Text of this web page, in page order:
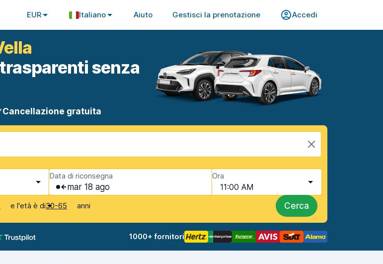
EUR Italiano Aiuto Gestisci la prenotazione Accedi
senza
Cancellazione gratuita
Data di riconsegna
mar 18 ago
Ora
11:00 AM
e l'età è di30-65 anni Cerca
1000+ fornitori